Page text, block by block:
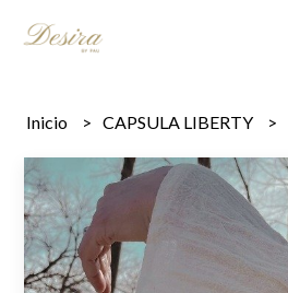
Inicio CAPSULA LIBERTY